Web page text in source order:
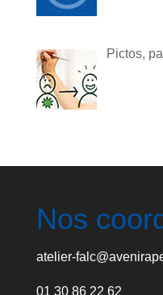
Pictos,
Nos
atelier-
01 30 86 22 62